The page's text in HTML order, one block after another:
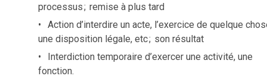
processus; remise à plus tard
Action d’interdire un acte, l’exercice de quelque
une disposition légale, etc; son résultat
Interdiction temporaire d’exercer une activité, une
fonction.